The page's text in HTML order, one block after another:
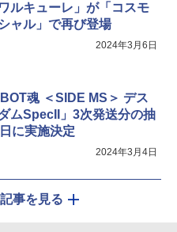
ルキューレ」が「コスモ
ャル」で再び登場
2024年3月6日
魂 ＜SIDE MS＞ デス
ムSpecII」3次発送分の抽
に実施決定
2024年3月4日
事を見る